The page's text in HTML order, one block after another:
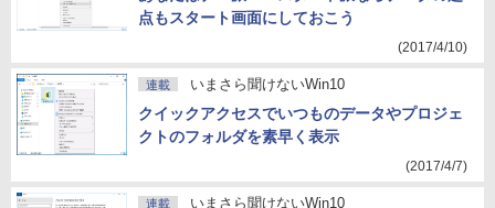
点もスタート画面にしておこう
(2017/4/10)
連載 いまさら聞けないWin10
クイックアクセスでいつものデータやプロジェ
クトのフォルダを素早く表示
(2017/4/7)
連載 いまさら聞けないWin10